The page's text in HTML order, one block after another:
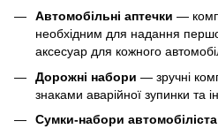
Автомобільні аптечки —
необхідним для надання
аксесуар для кожного
Дорожні набори — зручні
знаками аварійної зупинки та
Сумки-набори автомобіліста